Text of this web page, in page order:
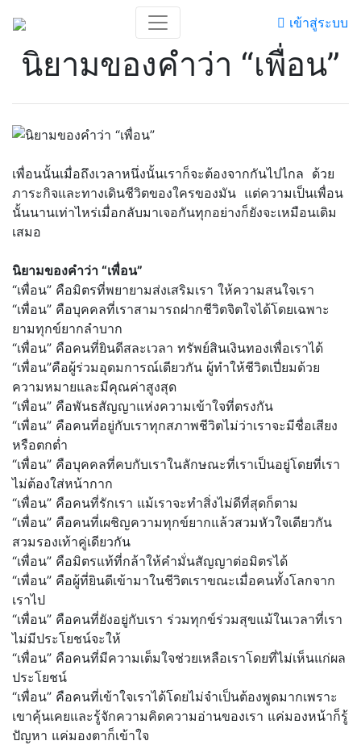
เข้าสู่ระบบ
นิยามของคำว่า “เพื่อน”
เพื่อนนั้นเมื่อถึงเวลาหนึ่งนั้นเราก็จะต้องจากกันไปไกล ด้วย
ภาระกิจและทางเดินชีวิตของใครของมัน แต่ความเป็นเพื่อน
นั้นนานเท่าไหร่เมื่อกลับมาเจอกันทุกอย่างก็ยังจะเหมือนเดิม
เสมอ
นิยามของคำว่า “เพื่อน”
“เพื่อน” คือมิตรที่พยายามส่งเสริมเรา ให้ความสนใจเรา
“เพื่อน” คือบุคคลที่เราสามารถฝากชีวิตจิตใจได้โดยเฉพาะ
ยามทุกข์ยากลำบาก
“เพื่อน” คือคนที่ยินดีสละเวลา ทรัพย์สินเงินทองเพื่อเราได้
“เพื่อน”คือผู้ร่วมอุดมการณ์เดียวกัน ผู้ทำให้ชีวิตเปี่ยมด้วย
ความหมายและมีคุณค่าสูงสุด
“เพื่อน” คือพันธสัญญาแห่งความเข้าใจที่ตรงกัน
“เพื่อน” คือคนที่อยู่กับเราทุกสภาพชีวิตไม่ว่าเราจะมีชื่อเสียง
หรือตกต่ำ
“เพื่อน” คือบุคคลที่คบกับเราในลักษณะที่เราเป็นอยู่โดยที่เรา
ไม่ต้องใส่หน้ากาก
“เพื่อน” คือคนที่รักเรา แม้เราจะทำสิ่งไม่ดีที่สุดก็ตาม
“เพื่อน” คือคนที่เผชิญความทุกข์ยากแล้วสวมหัวใจเดียวกัน
สวมรองเท้าคู่เดียวกัน
“เพื่อน” คือมิตรแท้ที่กล้าให้คำมั่นสัญญาต่อมิตรได้
“เพื่อน” คือผู้ที่ยินดีเข้ามาในชีวิตเราขณะเมื่อคนทั้งโลกจาก
เราไป
“เพื่อน” คือคนที่ยังอยู่กับเรา ร่วมทุกข์ร่วมสุขแม้ในเวลาที่เรา
ไม่มีประโยชน์จะให้
“เพื่อน” คือคนที่มีความเต็มใจช่วยเหลือเราโดยที่ไม่เห็นแก่ผล
ประโยชน์
“เพื่อน” คือคนที่เข้าใจเราได้โดยไม่จำเป็นต้องพูดมากเพราะ
เขาคุ้นเคยและรู้จักความคิดความอ่านของเรา แค่มองหน้าก็รู้
ปัญหา แค่มองตาก็เข้าใจ